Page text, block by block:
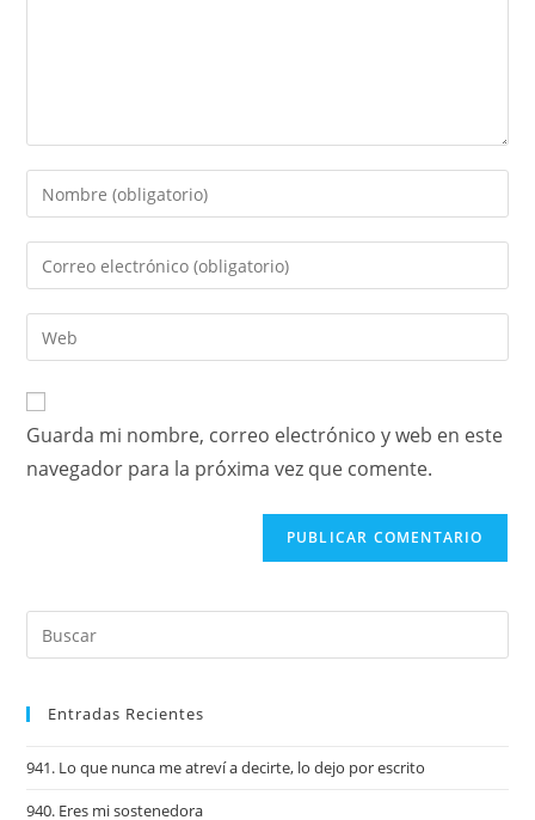
Guarda mi nombre, correo electrónico y web en este
navegador para la próxima vez que comente.
Entradas Recientes
941. Lo que nunca me atreví a decirte, lo dejo por escrito
940. Eres mi sostenedora